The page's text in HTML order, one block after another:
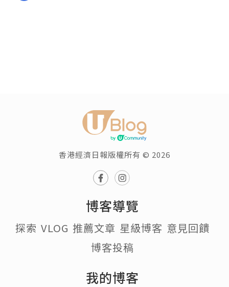
香港經濟日報版權所有 © 2026
博客導覽
探索 VLOG 推薦文章 星級博客 意見回饋
博客投稿
我的博客